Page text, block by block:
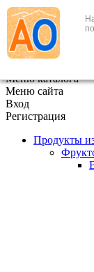
+7 (495) 646-888-1
В корзине 0
Меню каталога
Меню сайта
Вход
Регистрация
Продукты